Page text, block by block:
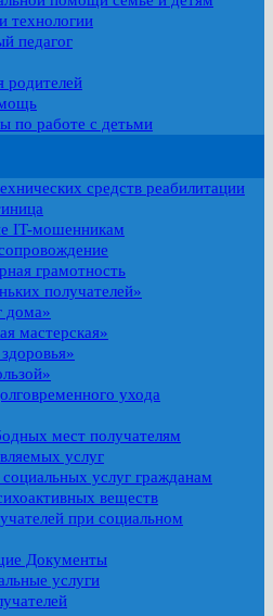
технологии
педагог
родителей
по работе с детьми
средств реабилитации
IT-мошенникам
грамотность
получателей»
дома»
мастерская»
ухода
мест получателям
услуг
услуг гражданам
веществ
при социальном
Документы
услуги